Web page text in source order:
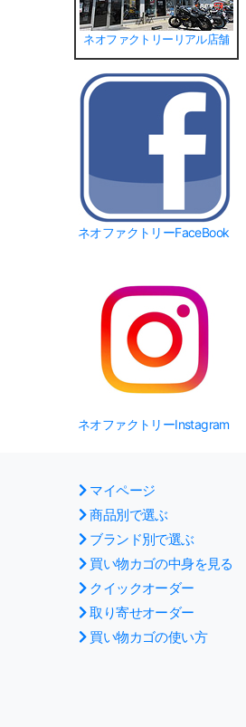
ネオファクトリーリアル店舗
ネオファクトリーFaceBook
ネオファクトリーInstagram
マイページ
商品別で選ぶ
ブランド別で選ぶ
買い物カゴの中身を見る
クイックオーダー
取り寄せオーダー
買い物カゴの使い方